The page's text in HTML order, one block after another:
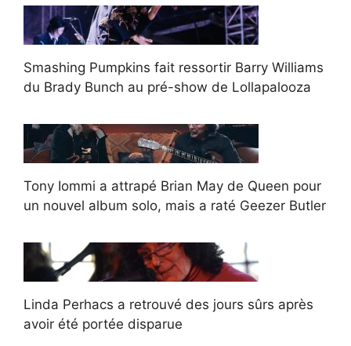
Smashing Pumpkins fait ressortir Barry Williams
du Brady Bunch au pré-show de Lollapalooza
Tony Iommi a attrapé Brian May de Queen pour
un nouvel album solo, mais a raté Geezer Butler
Linda Perhacs a retrouvé des jours sûrs après
avoir été portée disparue